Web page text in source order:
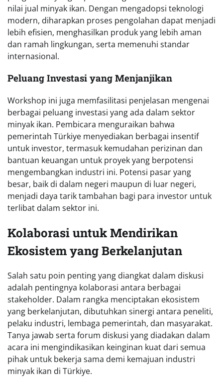
nilai jual minyak ikan. Dengan mengadopsi teknologi
modern, diharapkan proses pengolahan dapat menjadi
lebih efisien, menghasilkan produk yang lebih aman
dan ramah lingkungan, serta memenuhi standar
internasional.
Peluang Investasi yang Menjanjikan
Workshop ini juga memfasilitasi penjelasan mengenai
berbagai peluang investasi yang ada dalam sektor
minyak ikan. Pembicara menguraikan bahwa
pemerintah Türkiye menyediakan berbagai insentif
untuk investor, termasuk kemudahan perizinan dan
bantuan keuangan untuk proyek yang berpotensi
mengembangkan industri ini. Potensi pasar yang
besar, baik di dalam negeri maupun di luar negeri,
menjadi daya tarik tambahan bagi para investor untuk
terlibat dalam sektor ini.
Kolaborasi untuk Mendirikan
Ekosistem yang Berkelanjutan
Salah satu poin penting yang diangkat dalam diskusi
adalah pentingnya kolaborasi antara berbagai
stakeholder. Dalam rangka menciptakan ekosistem
yang berkelanjutan, dibutuhkan sinergi antara peneliti,
pelaku industri, lembaga pemerintah, dan masyarakat.
Tanya jawab serta forum diskusi yang diadakan dalam
acara ini mengindikasikan keinginan kuat dari semua
pihak untuk bekerja sama demi kemajuan industri
minyak ikan di Türkiye.